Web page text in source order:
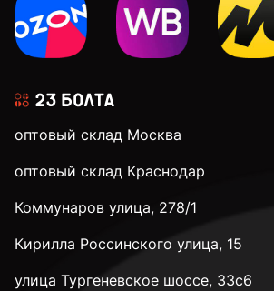
оптовый склад Москва
оптовый склад Краснодар
Коммунаров улица, 278/1
Кирилла Россинского улица, 15
улица Тургеневское шоссе, 33с6